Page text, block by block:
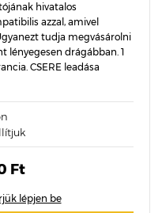
hivatalos
azzal, amivel
tudja megvásárolni
lényegesen drágábban. 1
CSERE leadása
Ft
lépjen be